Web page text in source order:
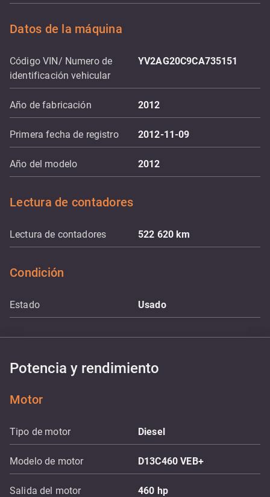
Datos de la máquina
Código VIN/ Numero de
identificación vehicular
YV2AG20C9CA735151
Año de fabricación 2012
Primera fecha de registro 2012-11-09
Año del modelo 2012
Lectura de contadores
Lectura de contadores 522 620km
Condición
Estado Usado
Potencia y rendimiento
Motor
Tipo de motor Diesel
Modelo de motor D13C460 VEB+
Salida del motor 460 hp